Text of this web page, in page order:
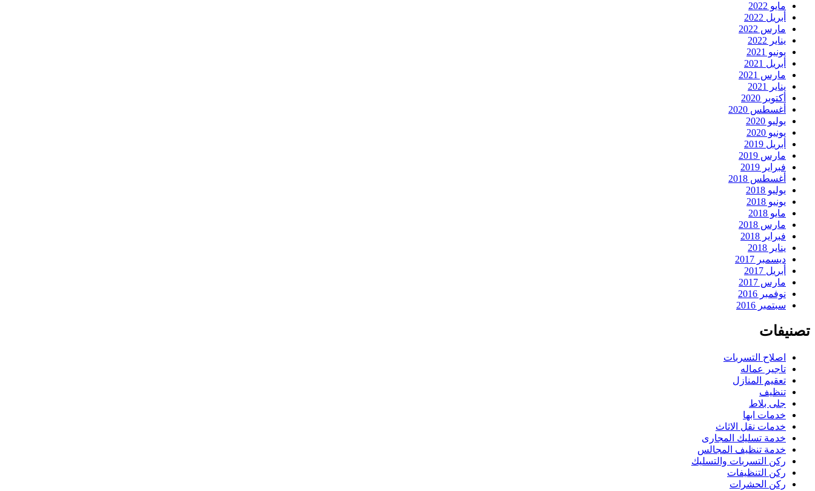
مايو 2022
أبريل 2022
مارس 2022
يناير 2022
يونيو 2021
أبريل 2021
مارس 2021
يناير 2021
أكتوبر 2020
أغسطس 2020
يوليو 2020
يونيو 2020
أبريل 2019
مارس 2019
فبراير 2019
أغسطس 2018
يوليو 2018
يونيو 2018
مايو 2018
مارس 2018
فبراير 2018
يناير 2018
ديسمبر 2017
أبريل 2017
مارس 2017
نوفمبر 2016
سبتمبر 2016
تصنيفات
اصلاح التسربات
تاجير عماله
تعقيم المنازل
تنظيف
جلى بلاط
خدمات ابها
خدمات نقل الاثاث
خدمة تسليك المجارى
خدمة تنظيف المجالس
ركن التسربات والتسليك
ركن التنظيفات
ركن الحشرات